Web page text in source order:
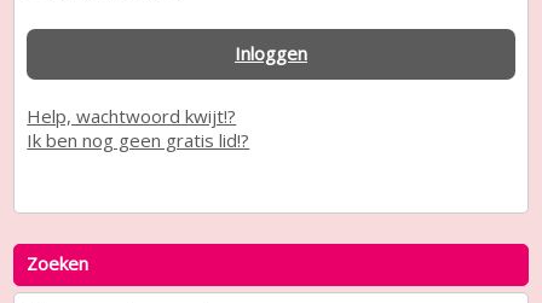
Inloggen
Help, wachtwoord kwijt!?
Ik ben nog geen gratis lid!?
Zoeken